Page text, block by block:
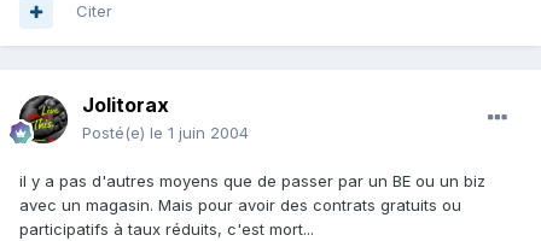
Citer
Jolitorax
Posté(e) le 1 juin 2004
il y a pas d'autres moyens que de passer par un BE ou un biz
avec un magasin. Mais pour avoir des contrats gratuits ou
participatifs à taux réduits, c'est mort...